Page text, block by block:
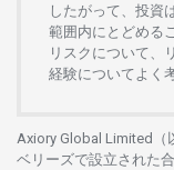
したがって、 投資
範囲内にとどめる
リスクについて、
経験について よく
Axiory Global Limited（
ベリーズで設立さ れた